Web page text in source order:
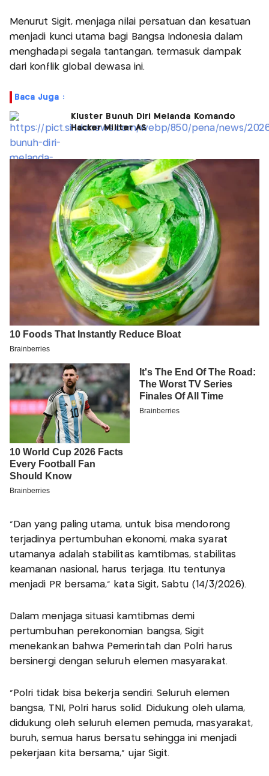
Menurut Sigit, menjaga nilai persatuan dan kesatuan
menjadi kunci utama bagi Bangsa Indonesia dalam
menghadapi segala tantangan, termasuk dampak
dari konflik global dewasa ini.
Baca Juga :
Kluster Bunuh Diri Melanda Komando
Hacker Militer AS
"Dan yang paling utama, untuk bisa mendorong
terjadinya pertumbuhan ekonomi, maka syarat
utamanya adalah stabilitas kamtibmas, stabilitas
keamanan nasional, harus terjaga. Itu tentunya
menjadi PR bersama," kata Sigit, Sabtu (14/3/2026).
Dalam menjaga situasi kamtibmas demi
pertumbuhan perekonomian bangsa, Sigit
menekankan bahwa Pemerintah dan Polri harus
bersinergi dengan seluruh elemen masyarakat.
"Polri tidak bisa bekerja sendiri. Seluruh elemen
bangsa, TNI, Polri harus solid. Didukung oleh ulama,
didukung oleh seluruh elemen pemuda, masyarakat,
buruh, semua harus bersatu sehingga ini menjadi
pekerjaan kita bersama," ujar Sigit.